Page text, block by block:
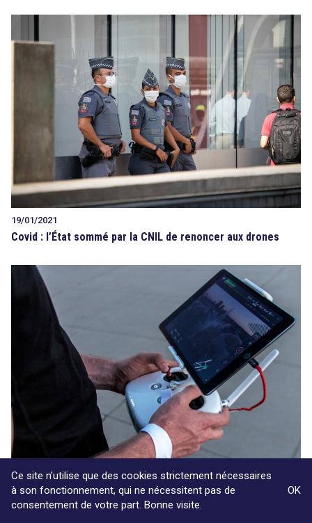
19/01/2021
Covid : l’État sommé par la CNIL de renoncer aux drones
07/01/2021
Drones et Covid ne font pas bon ménage
Ce site n'utilise que des cookies strictement nécessaires
à son fonctionnement, qui ne nécessitent pas de
consentement de votre part. Bonne visite.
OK